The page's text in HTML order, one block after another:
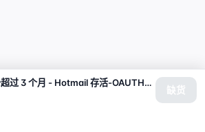
Tiktok 英国（GB）注册超过 3 个月 - Hotmail 存活-OAUTH2 | T12.2025
缺货